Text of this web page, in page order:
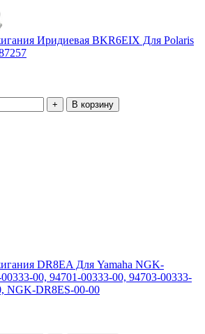
Иридиевая BKR6EIX Для Polaris
В корзину
DR8EA Для Yamaha NGK-
00, 94701-00333-00, 94703-00333-
NGK-DR8ES-00-00